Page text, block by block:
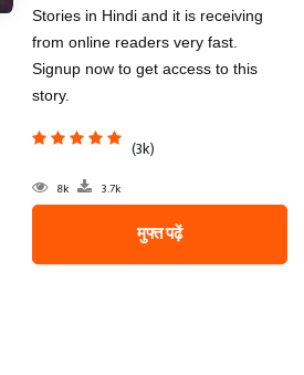
Stories in Hindi and it is receiving
from online readers very fast.
Signup now to get access to this
story.
(3k)
8k 3.7k
मुफ्त पढ़ें